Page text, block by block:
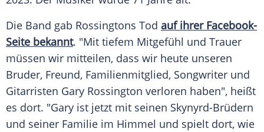
Die Band gab Rossingtons Tod auf ihrer Facebook-
Seite bekannt. "Mit tiefem Mitgefühl und Trauer
müssen wir mitteilen, dass wir heute unseren
Bruder, Freund, Familienmitglied, Songwriter und
Gitarristen Gary Rossington verloren haben", heißt
es dort. "Gary ist jetzt mit seinen Skynyrd-Brüdern
und seiner Familie im Himmel und spielt dort, wie